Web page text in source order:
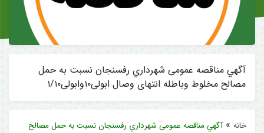
آگهي مناقصه عمومی شهرداري رفسنجان نسبت به حمل
مصالح مخلوط وباطله انتهای وصال ابولی۱۰وابولی۱/۱۰
خانه »آگهي مناقصه عمومی شهرداري رفسنجان نسبت به حمل مصالح